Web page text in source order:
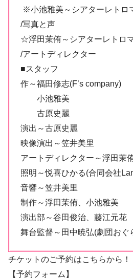
※小池雅美～シアターレトロ
/写真と声
☆浮田茉侑～シアターレトロ
/アートディレクター
■スタッフ
作～福田修志(F’s company)
小池雅美
古原史麗
演出～古原史麗
映像演出～笠井美里
アートディレクター～浮田茉
照明～悦喜ひかる(合同会社
音響～笠井美里
制作～浮田茉侑、小池雅美
演出部～谷田俊治、藤江元花
舞台監督～田中暁弘(劇団おぐ
チケットのご予約はこちらから！
【予約フォーム】